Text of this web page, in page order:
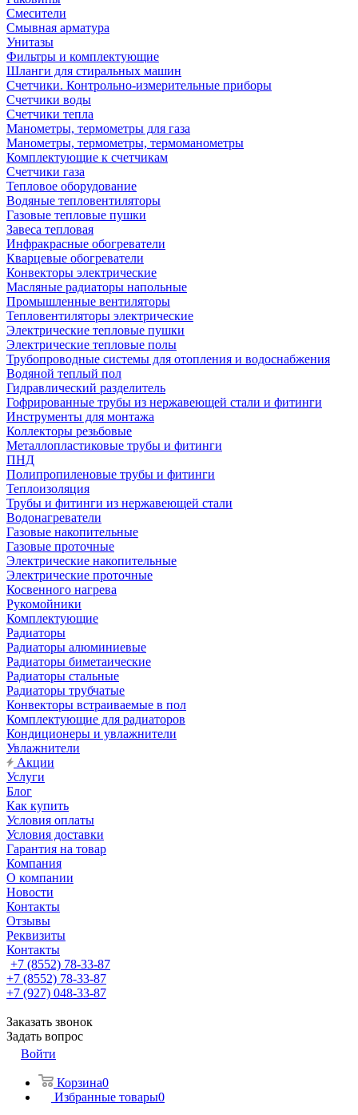
Смесители
Смывная арматура
Унитазы
Фильтры и комплектующие
Шланги для стиральных машин
Счетчики. Контрольно-измерительные приборы
Счетчики воды
Счетчики тепла
Манометры, термометры для газа
Манометры, термометры, термоманометры
Комплектующие к счетчикам
Счетчики газа
Тепловое оборудование
Водяные тепловентиляторы
Газовые тепловые пушки
Завеса тепловая
Инфракрасные обогреватели
Кварцевые обогреватели
Конвекторы электрические
Масляные радиаторы напольные
Промышленные вентиляторы
Тепловентиляторы электрические
Электрические тепловые пушки
Электрические тепловые полы
Трубопроводные системы для отопления и водоснабжения
Водяной теплый пол
Гидравлический разделитель
Гофрированные трубы из нержавеющей стали и фитинги
Инструменты для монтажа
Коллекторы резьбовые
Металлопластиковые трубы и фитинги
ПНД
Полипропиленовые трубы и фитинги
Теплоизоляция
Трубы и фитинги из нержавеющей стали
Водонагреватели
Газовые накопительные
Газовые проточные
Электрические накопительные
Электрические проточные
Косвенного нагрева
Рукомойники
Комплектующие
Радиаторы
Радиаторы алюминиевые
Радиаторы биметаические
Радиаторы стальные
Радиаторы трубчатые
Конвекторы встраиваемые в пол
Комплектующие для радиаторов
Кондиционеры и увлажнители
Увлажнители
Акции
Услуги
Блог
Как купить
Условия оплаты
Условия доставки
Гарантия на товар
Компания
О компании
Новости
Контакты
Отзывы
Реквизиты
Контакты
+7 (8552) 78-33-87
+7 (8552) 78-33-87
+7 (927) 048-33-87
Заказать звонок
Задать вопрос
Войти
Корзина0
Избранные товары0